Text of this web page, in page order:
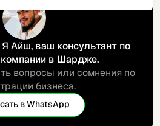
Айш, ваш консультант по
в Шардже.
вопросы или сомнения по
бизнеса.
в WhatsApp
Свяжемся